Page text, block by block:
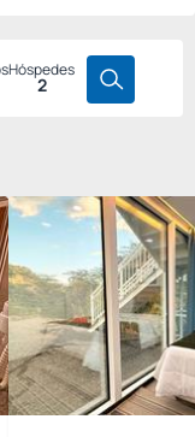
Hóspedes
2